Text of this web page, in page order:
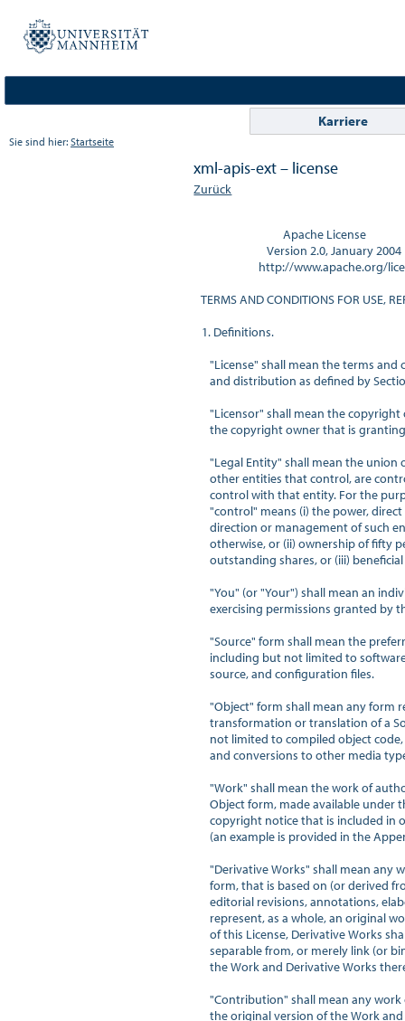
Karriere
Sie sind hier: Startseite
xml-apis-ext – license
Zurück